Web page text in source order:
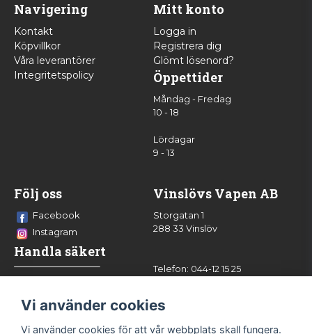
Navigering
Kontakt
Köpvillkor
Våra leverantörer
Integritetspolicy
Mitt konto
Logga in
Registrera dig
Glömt lösenord?
Öppettider
Måndag - Fredag
10 - 18
Lördagar
9 - 13
Följ oss
Facebook
Instagram
Handla säkert
Vinslövs Vapen AB
Storgatan 1
288 33 Vinslöv
Telefon: 044-12 15 25
Vi använder cookies
Vi använder cookies för att vår webbplats skall fungera.